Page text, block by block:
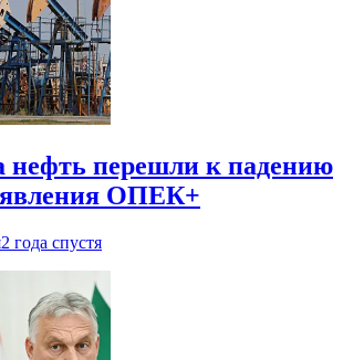
перешли к падению
ОПЕК+
2 года спустя